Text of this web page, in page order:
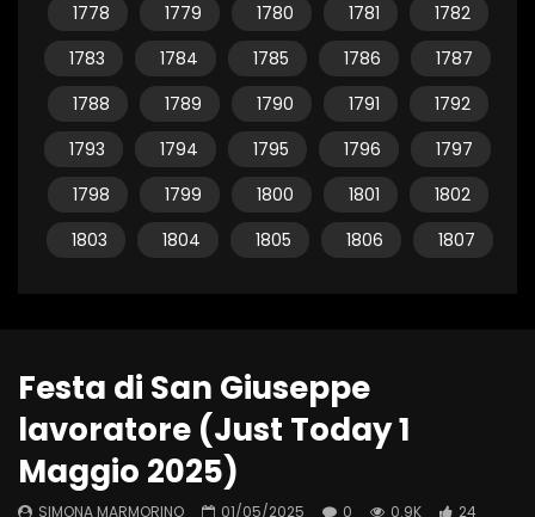
1778
1779 1780 1781
1782
1783
1784 1785 1786
1787
1788
1789 1790 1791
1792
1793
1794 1795 1796
1797
1798
1799 1800 1801
1802
1803
1804 1805 1806 1807
Festa di San Giuseppe
lavoratore (Just Today 1
Maggio 2025)
SIMONA MARMORINO 01/05/2025 0 0.9K 24